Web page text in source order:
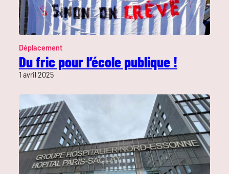
Déplacement
Du fric pour l’école publique !
1 avril 2025